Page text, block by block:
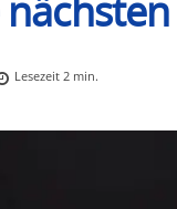
Lesezeit2 min.